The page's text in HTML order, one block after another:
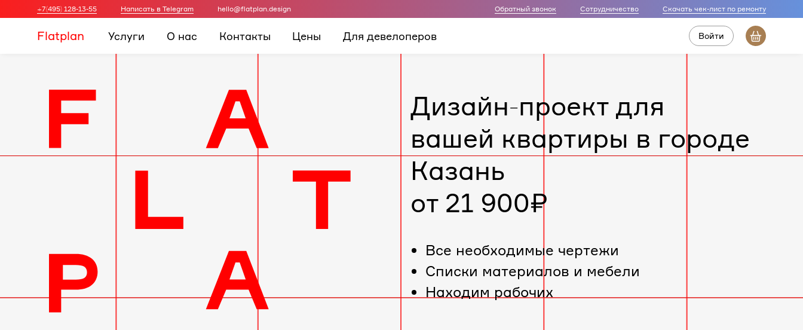
+7(495) 128-13-55 Написать в Telegram hello@flatplan.design Обратный звонок Сотрудничество Скачать чек-лист по ремонту
Flatplan Услуги О нас Контакты Цены Для девелоперов Войти
Дизайн-проект для
вашей квартиры в городе
Казань
от 21 900₽
Все необходимые чертежи
Cписки материалов и мебели
Находим рабочих